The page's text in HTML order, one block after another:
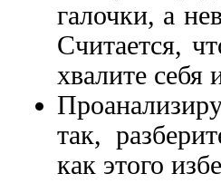
галочки, а
Считается,
хвалите
так,
как этого